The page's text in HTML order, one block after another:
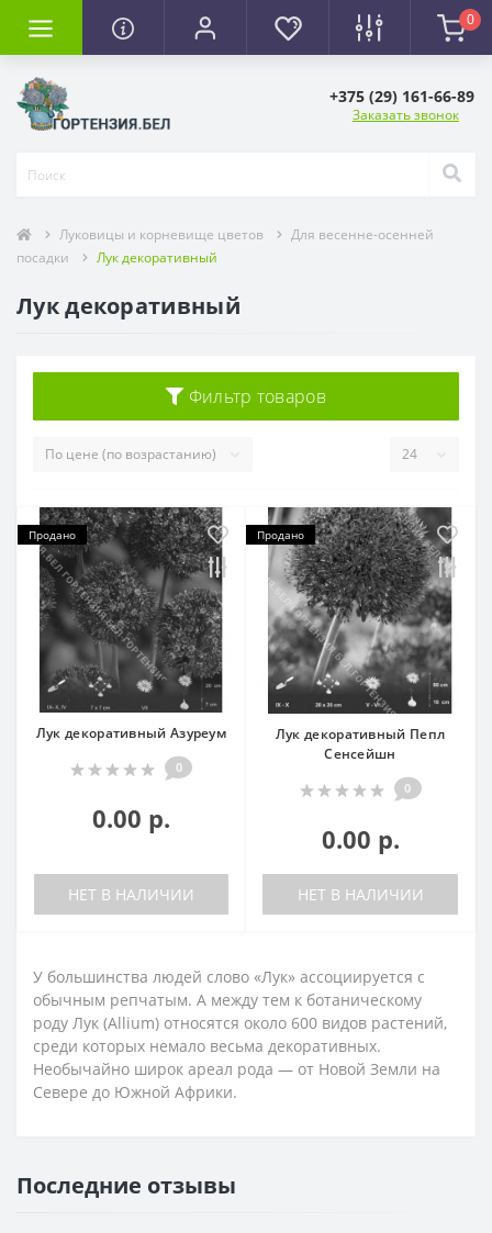
0
+375 (29) 161-66-89
Заказать звонок
Луковицы и корневище цветов
Для весенне-осенней
посадки
Лук декоративный
Лук декоративный
Фильтр товаров
Продано
Лук декоративный Азуреум
0
0.00 р.
НЕТ В НАЛИЧИИ
Продано
Лук декоративный Пепл
Сенсейшн
0
0.00 р.
НЕТ В НАЛИЧИИ
У большинства людей слово «Лук» ассоциируется с
обычным репчатым. А между тем к ботаническому
роду Лук (Allium) относятся около 600 видов растений,
среди которых немало весьма декоративных.
Необычайно широк ареал рода — от Новой Земли на
Севере до Южной Африки.
Последние отзывы